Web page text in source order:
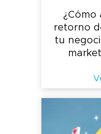
¿Cómo
retorno
tu